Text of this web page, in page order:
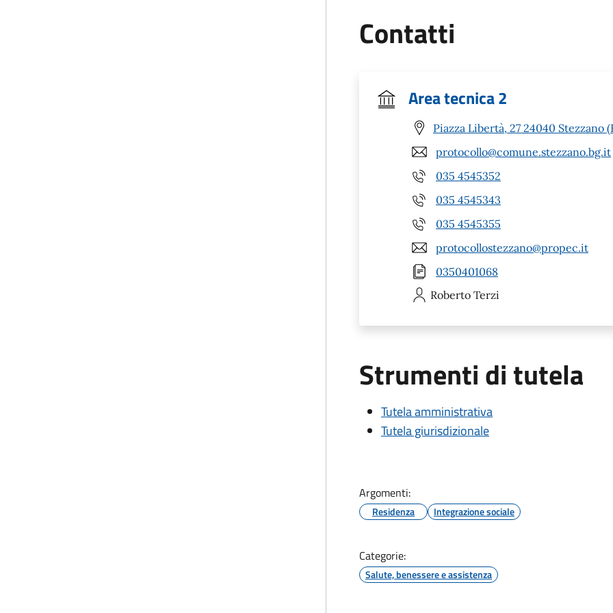
Contatti
Area tecnica 2
Piazza Libertà, 27 24040 Stezzano
protocollo@comune.stezzano.bg.it
035 4545352
035 4545343
035 4545355
protocollostezzano@propec.it
0350401068
Roberto Terzi
Strumenti di tutela
Tutela amministrativa
Tutela giurisdizionale
Argomenti:
Residenza Integrazione sociale
Categorie:
Salute, benessere e assistenza